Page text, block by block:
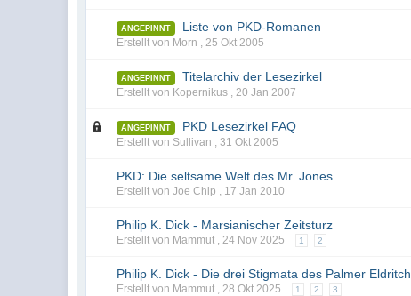
ANGEPINNT Liste von PKD-Romanen
Erstellt von Morn ,25 Okt 2005
ANGEPINNT Titelarchiv der Lesezirkel
Erstellt von Kopernikus ,20 Jan 2007
ANGEPINNT PKD Lesezirkel FAQ
Erstellt von Sullivan ,31 Okt 2005
PKD: Die seltsame Welt des Mr. Jones
Erstellt von Joe Chip , 17 Jan 2010
Philip K. Dick - Marsianischer Zeitsturz
Erstellt von Mammut ,24 Nov 2025 1 2
Philip K. Dick - Die drei Stigmata des Palmer Eldritch
Erstellt von Mammut ,28 Okt 2025 1 2 3